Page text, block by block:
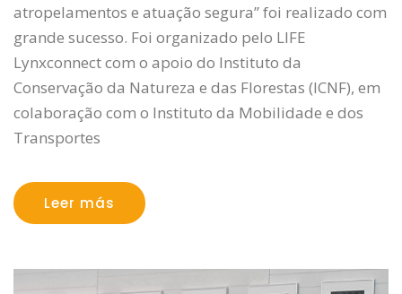
atropelamentos e atuação segura” foi realizado com
grande sucesso. Foi organizado pelo LIFE
Lynxconnect com o apoio do Instituto da
Conservação da Natureza e das Florestas (ICNF), em
colaboração com o Instituto da Mobilidade e dos
Transportes
Leer más